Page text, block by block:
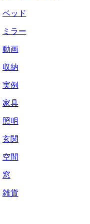
ベッド
ミラー
動画
収納
実例
家具
照明
玄関
空間
窓
雑貨